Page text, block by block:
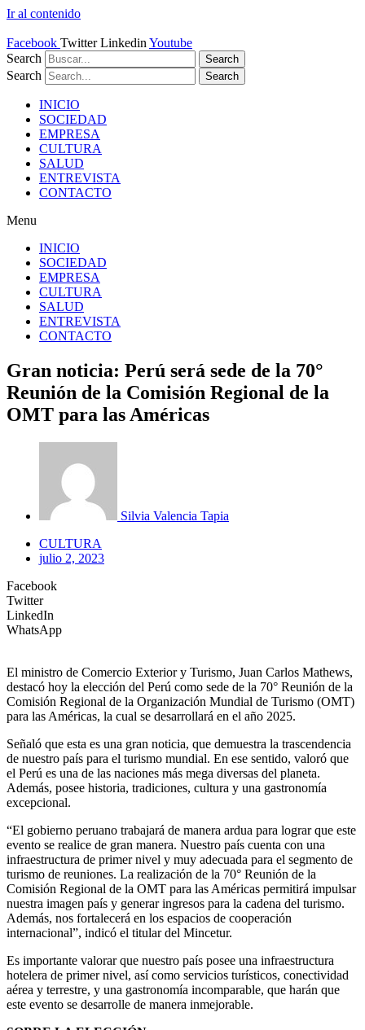
Ir al contenido
Facebook Twitter Linkedin Youtube
Search
Search
Search Search
INICIO
SOCIEDAD
EMPRESA
CULTURA
SALUD
ENTREVISTA
CONTACTO
Menu
INICIO
SOCIEDAD
EMPRESA
CULTURA
SALUD
ENTREVISTA
CONTACTO
Gran noticia: Perú será sede de la 70°
Reunión de la Comisión Regional de la
OMT para las Américas
Silvia Valencia Tapia
CULTURA
julio 2, 2023
Facebook
Twitter
LinkedIn
WhatsApp
El ministro de Comercio Exterior y Turismo, Juan Carlos Mathews,
destacó hoy la elección del Perú como sede de la 70° Reunión de la
Comisión Regional de la Organización Mundial de Turismo (OMT)
para las Américas, la cual se desarrollará en el año 2025.
Señaló que esta es una gran noticia, que demuestra la trascendencia
de nuestro país para el turismo mundial. En ese sentido, valoró que
el Perú es una de las naciones más mega diversas del planeta.
Además, posee historia, tradiciones, cultura y una gastronomía
excepcional.
“El gobierno peruano trabajará de manera ardua para lograr que este
evento se realice de gran manera. Nuestro país cuenta con una
infraestructura de primer nivel y muy adecuada para el segmento de
turismo de reuniones. La realización de la 70° Reunión de la
Comisión Regional de la OMT para las Américas permitirá impulsar
nuestra imagen país y generar ingresos para la cadena del turismo.
Además, nos fortalecerá en los espacios de cooperación
internacional”, indicó el titular del Mincetur.
Es importante valorar que nuestro país posee una infraestructura
hotelera de primer nivel, así como servicios turísticos, conectividad
aérea y terrestre, y una gastronomía incomparable, que harán que
este evento se desarrolle de manera inmejorable.